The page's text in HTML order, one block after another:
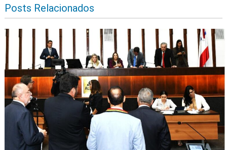
Posts Relacionados